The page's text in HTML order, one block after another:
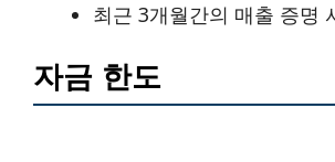
최근 3개월간의 매출 증명
자금 한도